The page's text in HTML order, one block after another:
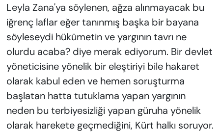
Leyla Zana'ya söylenen, ağza alınmayacak bu
iğrenç laflar eğer tanınmış başka bir bayana
söyleseydi hükümetin ve yargının tavrı ne
olurdu acaba? diye merak ediyorum. Bir devlet
yöneticisine yönelik bir eleştiriyi bile hakaret
olarak kabul eden ve hemen soruşturma
başlatan hatta tutuklama yapan yargının
neden bu terbiyesizliği yapan güruha yönelik
olarak harekete geçmediğini, Kürt halkı soruyor.